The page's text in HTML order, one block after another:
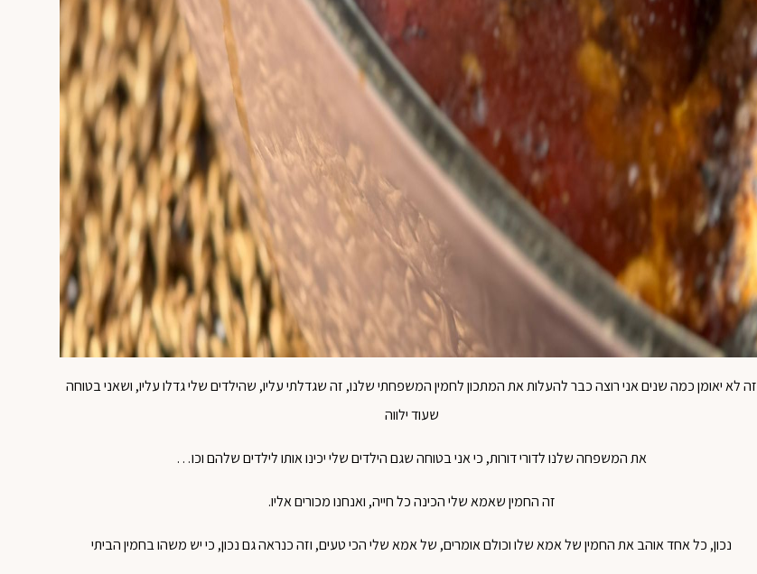
זה לא יאומן כמה שנים אני רוצה כבר להעלות את המתכון לחמין המשפחתי שלנו, זה שגדלתי עליו, שהילדים שלי גדלו עליו, ושאני בטוחה
שעוד ילווה
את המשפחה שלנו לדורי דורות, כי אני בטוחה שגם הילדים שלי יכינו אותו לילדים שלהם וכו…
זה החמין שאמא שלי הכינה כל חייה, ואנחנו מכורים אליו.
נכון, כל אחד אוהב את החמין של אמא שלו וכולם אומרים, של אמא שלי הכי טעים, וזה כנראה גם נכון, כי יש משהו בחמין הביתי